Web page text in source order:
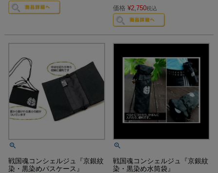
価格 ¥2,750税込
戦国魂コンシェルジュ『京銀紋
染・黒染めパスケース』
戦国魂コンシェルジュ『京銀紋
染・黒染め水筒袋』